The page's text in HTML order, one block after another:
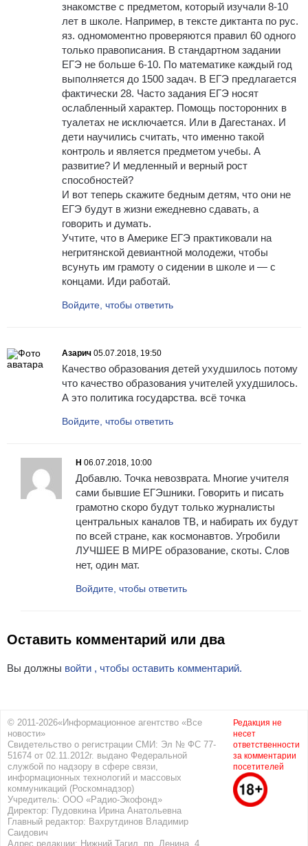
знакомстве с предметом, который изучали 8-10
лет в школе. Например, в тексте диктанта по рус.
яз. одномоментно проверяются правил 60 одного
только правописания. В стандартном задании
ЕГЭ не больше 6-10. По математике каждый год
выполняется до 1500 задач. В ЕГЭ предлагается
фактически 28. Часто задания ЕГЭ носят
ослабленный характер. Помощь посторонних в
туалетах не исключается. Или в Дагестанах. И
дети научились считать, что именно такой
контроль и является предметом учебы. А
развитие? И медленный и верный рост
способностей?
И вот теперь скажите бедным детям, что они не
ЕГЭ будут в жизни ежедневно сдавать, а
говорить и думать.
Учтите, что в Америке ЕГЭ практиковали на
негритянской девиантной молодежи, чтобы
всунуть им грамоту о сидении в школе и — с
концами. Иди работай.
Войдите, чтобы ответить
Азарич 05.07.2018, 19:50
Качество образования детей ухудшилось потому
что качество образования учителей ухудшилось.
А это политика государства. всё точка
Войдите, чтобы ответить
Н 06.07.2018, 10:00
Добавлю. Точка невозврата. Многие учителя
сами бывшие ЕГЭшники. Говорить и писать
грамотно скоро будут только журналисты
центральных каналов ТВ, и набирать их будут
по всей стране, как космонавтов. Угробили
ЛУЧШЕЕ В МИРЕ образование, скоты. Слов
нет, один мат.
Войдите, чтобы ответить
Оставить комментарий или два
Вы должны войти , чтобы оставить комментарий.
© 2011-2026«Информационное агентство «Все
новости»
Свидетельство о регистрации СМИ: Эл № ФС 77-
51674 от 02.11.2012г. выдано Федеральной
службой по надзору в сфере связи,
информационных технологий и массовых
коммуникаций (Роскомнадзор)
Учредитель: ООО «Радио-Экофонд»
Директор: Пудовкина Ирина Анатольевна
Главный редактор: Вахрутдинов Владимир
Саидович
Адрес редакции: Нижний Тагил, пр. Ленина, 4.
Редакция не
несет
ответственности
за комментарии
посетителей